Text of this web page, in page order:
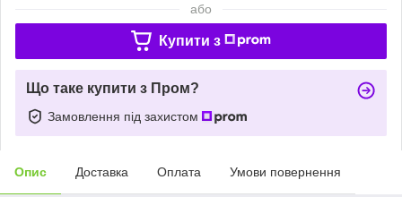
або
Купити з
Що таке купити з Пром?
Замовлення під захистом
Опис Доставка Оплата Умови повернення